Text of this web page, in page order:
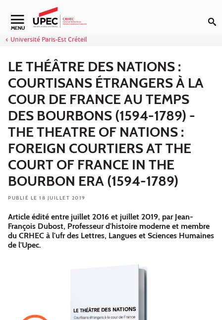
Aller au contenu
Navigation secondaire
MENU
Université Paris-Est Créteil
LE THÉÂTRE DES NATIONS :
COURTISANS ÉTRANGERS À LA
COUR DE FRANCE AU TEMPS
DES BOURBONS (1594-1789) -
THE THEATRE OF NATIONS :
FOREIGN COURTIERS AT THE
COURT OF FRANCE IN THE
BOURBON ERA (1594-1789)
PUBLIÉ LE 18 JUILLET 2019
Article édité entre juillet 2016 et juillet 2019, par Jean-
François Dubost, Professeur d'histoire moderne et membre
du CRHEC à l'ufr des Lettres, Langues et Sciences Humaines
de l'Upec.